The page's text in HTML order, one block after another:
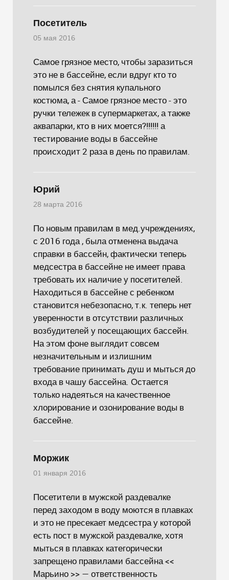
Посетитель
05 мая 2016
Самое грязное место, чтобы заразиться
это не в бассейне, если вдруг кто то
помылся без снятия купального
костюма, а - Самое грязное место - это
ручки тележек в супермаркетах, а также
аквапарки, кто в них моется?!!!!!! а
тестирование воды в бассейне
происходит 2 раза в день по правилам.
Юрий
28 марта 2016
По новым правилам в мед.учреждениях,
с 2016 года , была отменена выдача
справки в бассейн, фактически теперь
медсестра в бассейне не имеет права
требовать их наличие у посетителей.
Находиться в бассейне с ребенком
становится небезопасно, т.к. теперь нет
уверенности в отсутствии различных
возбудителей у посещающих бассейн.
На этом фоне выглядит совсем
незначительным и излишним
требование принимать душ и мыться до
входа в чашу бассейна. Остается
только надеяться на качественное
хлорирование и озонирование воды в
бассейне.
Моржик
01 января 2016
Посетители в мужской раздевалке
перед заходом в воду моются в плавках
и это не пресекает медсестра у которой
есть пост в мужской раздевалке, хотя
мыться в плавках категорически
запрещено правилами бассейна <<
Марьино >> — ответственность